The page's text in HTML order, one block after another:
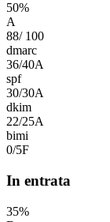
50%
A
88/ 100
dmarc
36/40A
spf
30/30A
dkim
22/25A
bimi
0/5F
In entrata
35%